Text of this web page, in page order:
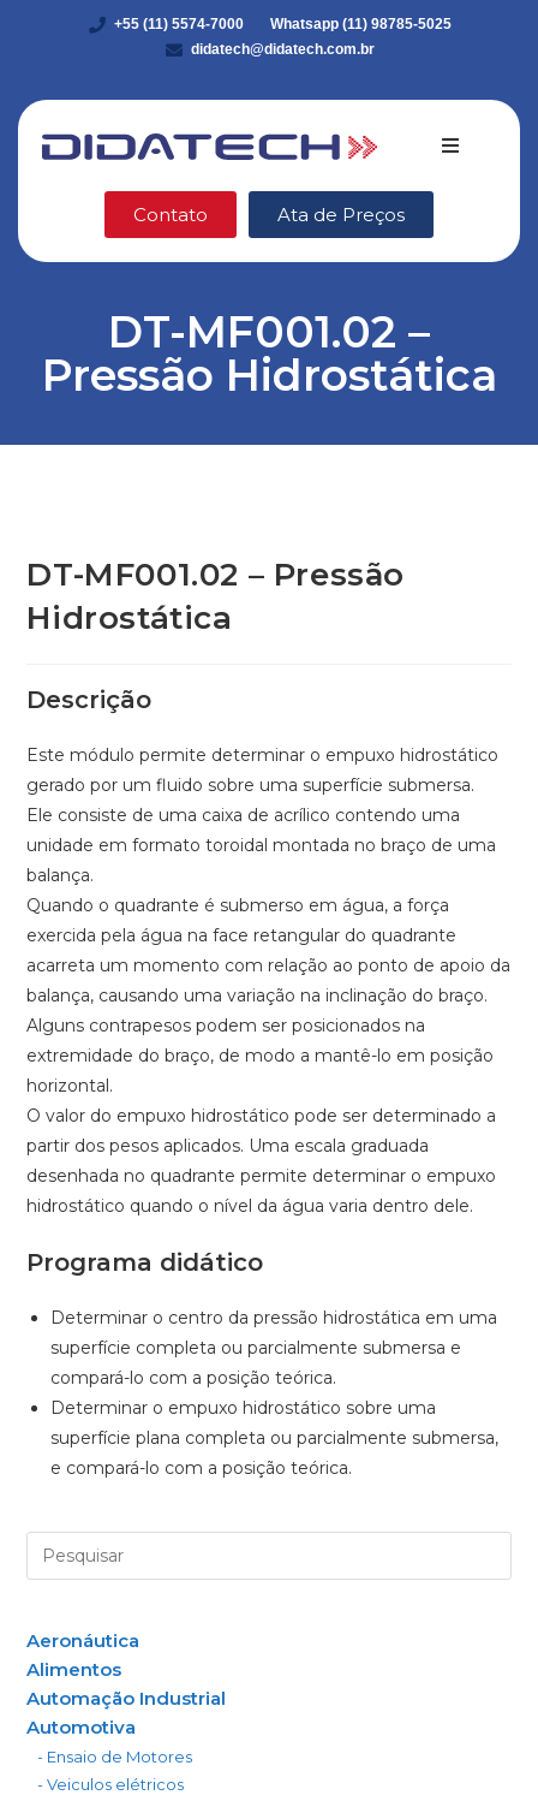
+55 (11) 5574-7000
Whatsapp (11) 98785-5025
didatech@didatech.com.br
Quem
DidaStore
VEX Robotics
Contato Ata de Preços
DT-MF001.02 –
Pressão Hidrostática
DT-MF001.02 – Pressão
Hidrostática
Descrição
Este módulo permite determinar o empuxo hidrostático
gerado por um fluido sobre uma superfície submersa.
Ele consiste de uma caixa de acrílico contendo uma
unidade em formato toroidal montada no braço de uma
balança.
Quando o quadrante é submerso em água, a força
exercida pela água na face retangular do quadrante
acarreta um momento com relação ao ponto de apoio da
balança, causando uma variação na inclinação do braço.
Alguns contrapesos podem ser posicionados na
extremidade do braço, de modo a mantê-lo em posição
horizontal.
O valor do empuxo hidrostático pode ser determinado a
partir dos pesos aplicados. Uma escala graduada
desenhada no quadrante permite determinar o empuxo
hidrostático quando o nível da água varia dentro dele.
Programa didático
Determinar o centro da pressão hidrostática em uma
superfície completa ou parcialmente submersa e
compará-lo com a posição teórica.
Determinar o empuxo hidrostático sobre uma
superfície plana completa ou parcialmente submersa,
e compará-lo com a posição teórica.
Aeronáutica
Alimentos
Automação Industrial
Automotiva
- Ensaio de Motores
- Veiculos elétricos